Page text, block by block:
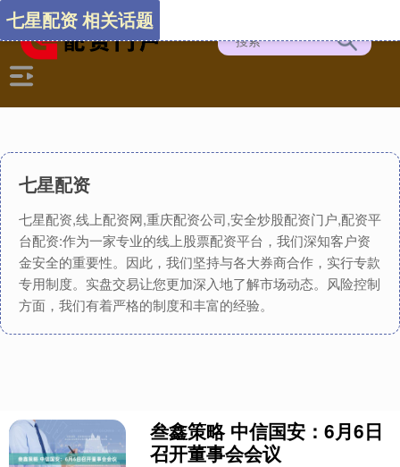
七星配资
七星配资,线上配资网,重庆配资公司,安全炒股配资门户,配资平
台配资:作为一家专业的线上股票配资平台，我们深知客户资
金安全的重要性。因此，我们坚持与各大券商合作，实行专款
专用制度。实盘交易让您更加深入地了解市场动态。风险控制
方面，我们有着严格的制度和丰富的经验。
七星配资 相关话题
叁鑫策略 中信国安：6月6日
召开董事会会议